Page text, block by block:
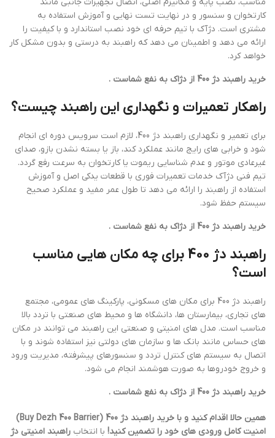
کارتخوان و سنسور و در نهایت تست نهایی و آموزش استفاده به
مشتری است. دژآک با تیم حرفه ای خود نصب استاندارد و با کیفیت را
ارائه می دهد و اطمینان می دهد که راهبند به درستی و بدون مشکل کار
خواهد کرد.
خرید راهبند دژ 400 از دژاک به نفع شماست .
راهکار تعمیرات و نگهداری این راهبند چیست؟
برای تعمیر و نگهداری راهبند دژ 400، لازم است سرویس دوره ای انجام
شود و خرابی های رایج مانند عملکرد کند، باز یا بسته نشدن بازو، صدای
غیرعادی موتور و عدم شناسایی ریموت یا کارتخوان به سرعت رفع گردد.
تیم فنی دژآک خدمات تعمیرات فوری با قطعات یدکی اصل و آموزش
استفاده از راهبند را ارائه می دهد تا طول عمر مفید و عملکرد صحیح
سیستم حفظ شود.
خرید راهبند دژ 400 از دژاک به نفع شماست .
راهبند دژ 400 برای چه مکان هایی مناسب
است؟
راهبند دژ 400 برای مکان های مسکونی، پارکینگ های عمومی، مجتمع
های تجاری، بیمارستان ها، دانشگاه ها و محیط های صنعتی با تردد بالا
مناسب است. مدل های امنیتی و صنعتی این راهبند می توانند در مکان
های حساس مانند بانک ها و سازمان های دولتی نیز استفاده شوند و با
اتصال به سیستم های کنترل تردد و سنسورهای پیشرفته، مدیریت ورود
و خروج خودروها به صورت هوشمند انجام می شود.
خرید راهبند دژ 400 از دژاک به نفع شماست .
همین حالا اقدام کنید و با خرید راهبند دژ 400 (Buy Dezh 400 Barrier)
امنیت کامل ورودی های خود را تضمین کنید! با انتخاب راهبند امنیتی دژ